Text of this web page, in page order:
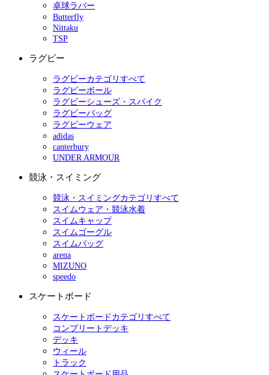
卓球ラバー
Butterfly
Nittaku
TSP
ラグビー
ラグビーカテゴリすべて
ラグビーボール
ラグビーシューズ・スパイク
ラグビーバッグ
ラグビーウェア
adidas
canterbury
UNDER ARMOUR
競泳・スイミング
競泳・スイミングカテゴリすべて
スイムウェア・競泳水着
スイムキャップ
スイムゴーグル
スイムバッグ
arena
MIZUNO
speedo
スケートボード
スケートボードカテゴリすべて
コンプリートデッキ
デッキ
ウィール
トラック